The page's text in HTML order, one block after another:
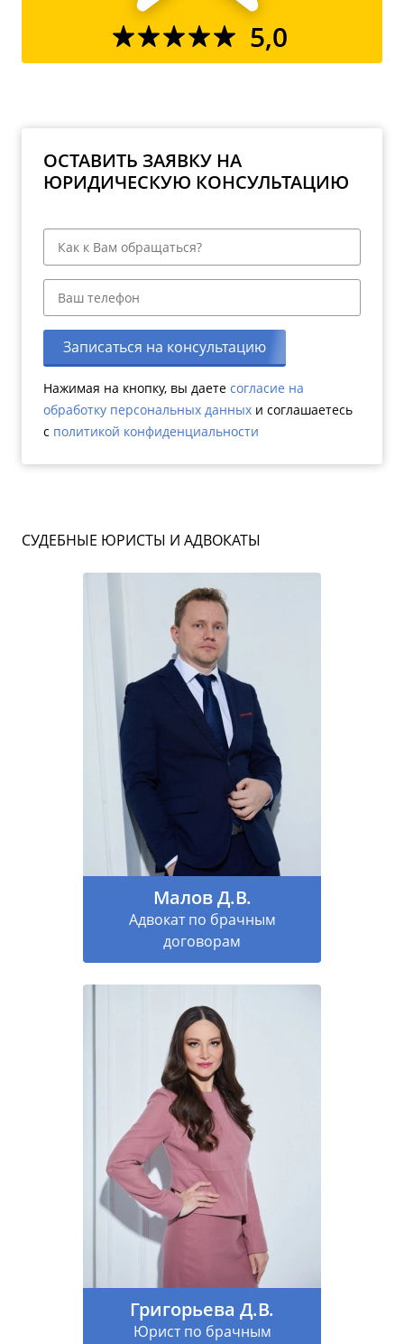
5,0
ОСТАВИТЬ ЗАЯВКУ НА
ЮРИДИЧЕСКУЮ КОНСУЛЬТАЦИЮ
Записаться на консультацию
Нажимая на кнопку, вы даете согласие на
обработку персональных данных и соглашаетесь
c политикой конфиденциальности
СУДЕБНЫЕ ЮРИСТЫ И АДВОКАТЫ
Малов Д.В.
Адвокат по брачным
договорам
Григорьева Д.В.
Юрист по брачным